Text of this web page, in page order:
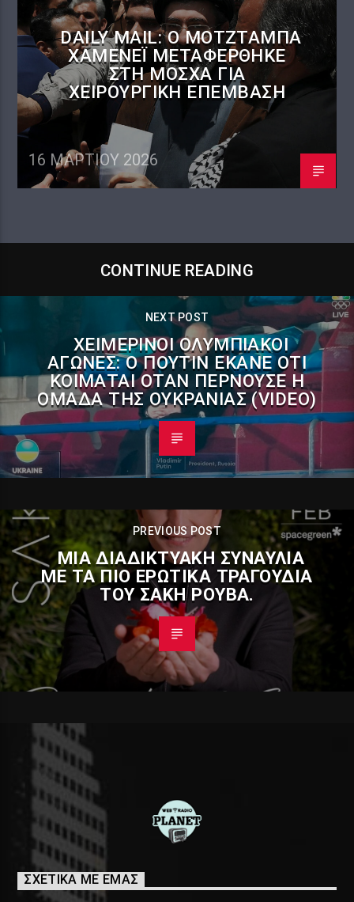
DAILY MAIL: Ο ΜΟΤΖΤΆΜΠΑ
ΧΑΜΕΝΕΪ́ ΜΕΤΑΦΈΡΘΗΚΕ
ΣΤΗ ΜΌΣΧΑ ΓΙΑ
ΧΕΙΡΟΥΡΓΙΚΉ ΕΠΈΜΒΑΣΗ
16 ΜΑΡΤΊΟΥ 2026
CONTINUE READING
NEXT POST
ΧΕΙΜΕΡΙΝΟΊ ΟΛΥΜΠΙΑΚΟΊ
ΑΓΏΝΕΣ: Ο ΠΟΎΤΙΝ ΈΚΑΝΕ ΌΤΙ
ΚΟΙΜΆΤΑΙ ΌΤΑΝ ΠΕΡΝΟΎΣΕ Η
ΟΜΆΔΑ ΤΗΣ ΟΥΚΡΑΝΊΑΣ (VIDEO)
PREVIOUS POST
ΜΊΑ ΔΙΑΔΙΚΤΥΑΚΉ ΣΥΝΑΥΛΊΑ
ΜΕ ΤΑ ΠΙΟ ΕΡΩΤΙΚΆ ΤΡΑΓΟΎΔΙΑ
ΤΟΥ ΣΆΚΗ ΡΟΥΒΆ.
ΣΧΕΤΙΚΑ ΜΕ ΕΜΑΣ